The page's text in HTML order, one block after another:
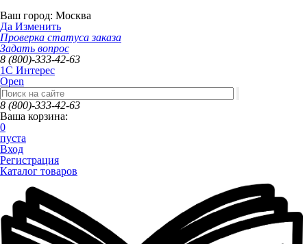
Ваш город: Москва
Да Изменить
Проверка статуса заказа
Задать вопрос
8 (800)-333-42-63
1C Интерес
Open
8 (800)-333-42-63
Ваша корзина:
0
пуста
Вход
Регистрация
Каталог товаров